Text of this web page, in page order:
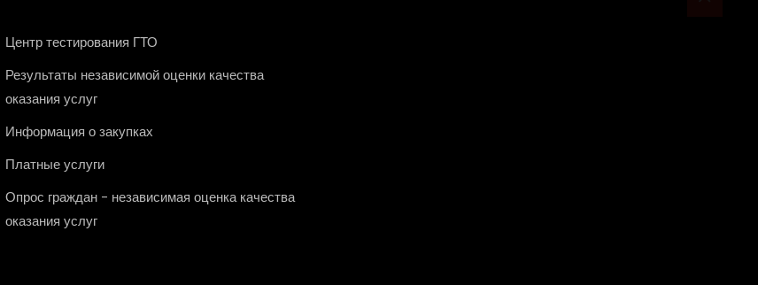
Центр тестирования ГТО
Результаты независимой оценки качества
оказания услуг
Информация о закупках
Платные услуги
Опрос граждан - независимая оценка качества
оказания услуг